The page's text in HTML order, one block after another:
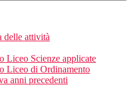
delle attività
Liceo Scienze applicate
Liceo di Ordinamento
anni precedenti